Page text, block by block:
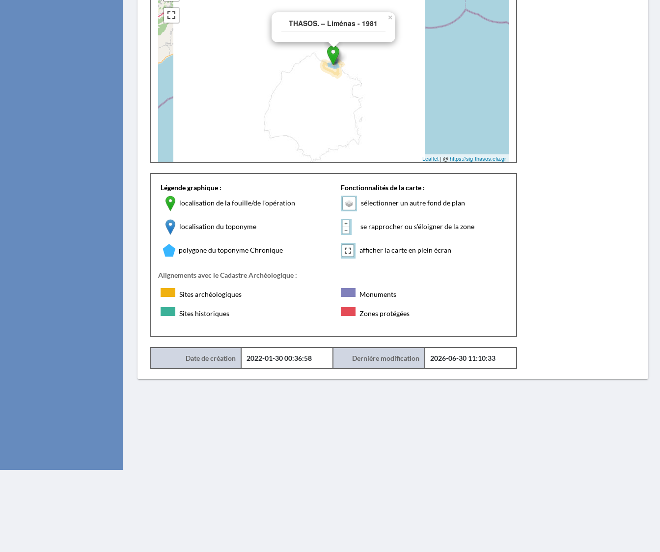
THASOS. – Liménas - 1981
×
Leaflet| @https://sig-thasos.efa.gr
Légende graphique :
localisation de la fouille/de l'opération
localisation du toponyme
polygone du toponyme Chronique
Fonctionnalités de la carte :
sélectionner un autre fond de plan
se rapprocher ou s'éloigner de la zone
afficher la carte en plein écran
Alignements avec le Cadastre Archéologique :
Sites archéologiques Monuments
Sites historiques Zones protégées
Date de création 2022-01-30 00:36:58 Dernière modification 2026-06-30 11:10:33